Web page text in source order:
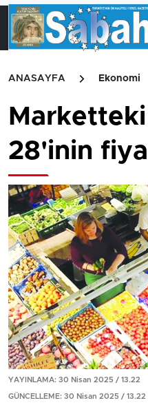
ANASAYFA Ekonomi
28'inin
YAYINLAMA: 30 Nisan 2025 / 13.22
GÜNCELLEME: 30 Nisan 2025 / 13.22